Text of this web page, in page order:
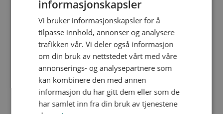
FKOF/RM-V-160
150
160
10
207.0
268
informasjonskapsler
Vi bruker informasjonskapsler for å
tilpasse innhold, annonser og analysere
trafikken vår. Vi deler også informasjon
om din bruk av nettstedet vårt med våre
annonserings- og analysepartnere som
kan kombinere den med annen
informasjon du har gitt dem eller som de
har samlet inn fra din bruk av tjenestene